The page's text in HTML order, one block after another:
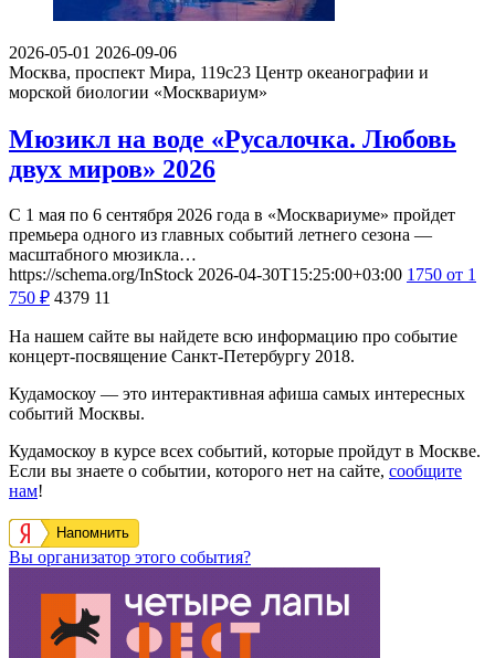
2026-05-01 2026-09-06
Москва, проспект Мира, 119с23 Центр океанографии и
морской биологии «Москвариум»
Мюзикл на воде «Русалочка. Любовь
двух миров» 2026
С 1 мая по 6 сентября 2026 года в «Москвариуме» пройдет
премьера одного из главных событий летнего сезона —
масштабного мюзикла…
https://schema.org/InStock 2026-04-30T15:25:00+03:00 1750 от 1
750 ₽ 4379 11
На нашем сайте вы найдете всю информацию про событие
концерт-посвящение Санкт-Петербургу 2018.
Кудамоскоу — это интерактивная афиша самых интересных
событий Москвы.
Кудамоскоу в курсе всех событий, которые пройдут в Москве.
Если вы знаете о событии, которого нет на сайте, сообщите
нам!
Напомнить
Вы организатор этого события?